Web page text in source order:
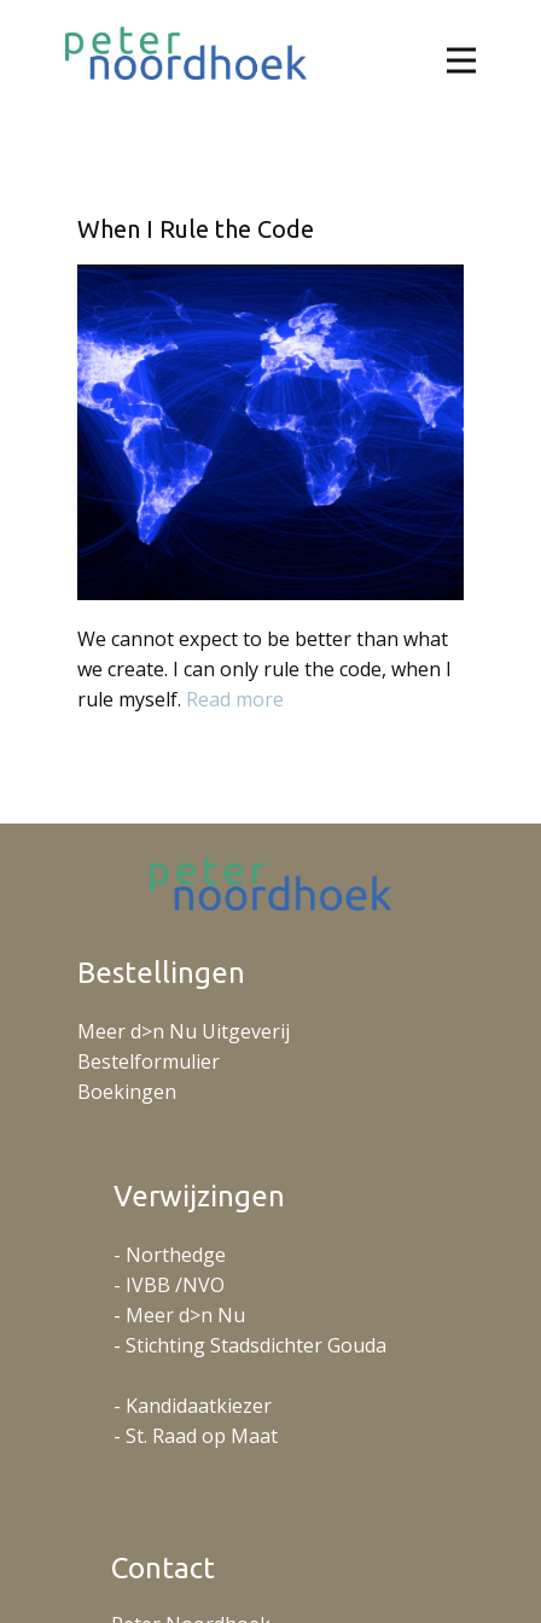
When I Rule the Code
We cannot expect to be better than what
we create. I can only rule the code, when I
rule myself. Read more
Bestellingen
Meer d>n Nu Uitgeverij
Bestelformulier
Boekingen
Verwijzingen
- Northedge
- IVBB /NVO
- Meer d>n Nu
- Stichting Stadsdichter Gouda
- Kandidaatkiezer
- St. Raad op Maat
Contact